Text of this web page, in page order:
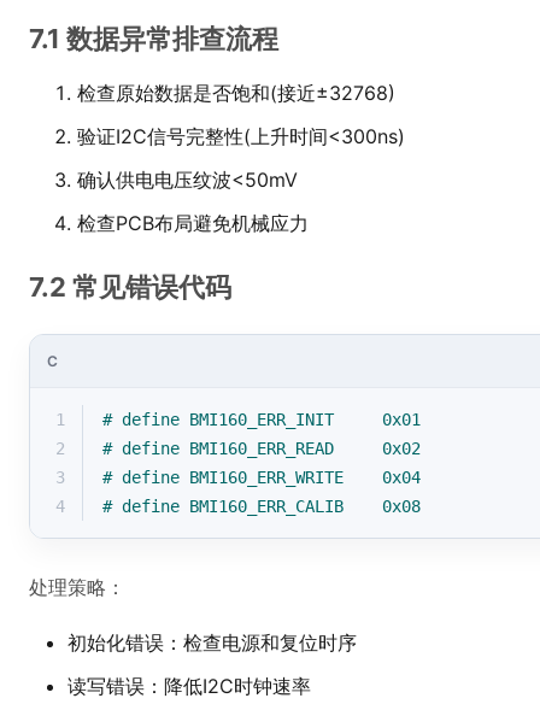
7.1 数据异常排查流程
检查原始数据是否饱和(接近±32768)
验证I2C信号完整性(上升时间<300ns)
确认供电电压纹波<50mV
检查PCB布局避免机械应力
7.2 常见错误代码
C
1 # define BMI160_ERR_INIT     0x01
2
# define BMI160_ERR_READ     0x02
3
# define BMI160_ERR_WRITE    0x04
4
# define BMI160_ERR_CALIB    0x08
处理策略：
初始化错误：检查电源和复位时序
读写错误：降低I2C时钟速率